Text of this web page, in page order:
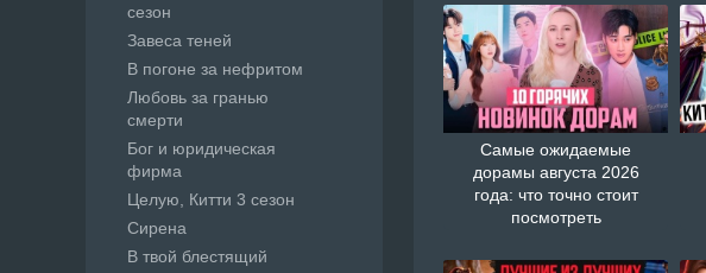
Самые ожидаемые
дорамы августа 2026
года: что точно стоит
посмотреть
сезон
Завеса теней
В погоне за нефритом
Любовь за гранью
смерти
Бог и юридическая
фирма
Целую, Китти 3 сезон
Сирена
В твой блестящий